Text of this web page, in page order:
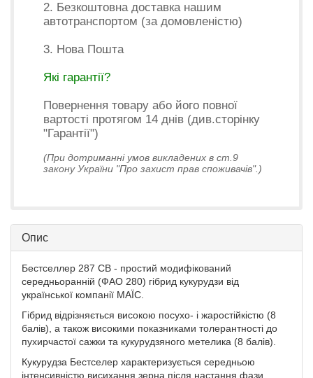
2. Безкоштовна доставка нашим
автотранспортом (за домовленістю)
3. Нова Пошта
Які гарантії?
Повернення товару або його повної
вартості протягом 14 днів (див.сторінку
"Гарантії")
(При дотриманні умов викладених в ст.9
закону України "Про захист прав споживачів".)
Опис
Бестселлер 287 СВ - простий модифікований
середньоранній (ФАО 280) гібрид кукурудзи від
української компанії МАЇС.
Гібрид відрізняється високою посухо- і жаростійкістю (8
балів), а також високими показниками толерантності до
пухирчастої сажки та кукурудзяного метелика (8 балів).
Кукурудза Бестселер характеризується середньою
інтенсивністю висихання зерна після настання фази